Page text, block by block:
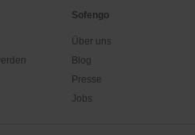
Sofengo
Über uns
Blog
Presse
Jobs